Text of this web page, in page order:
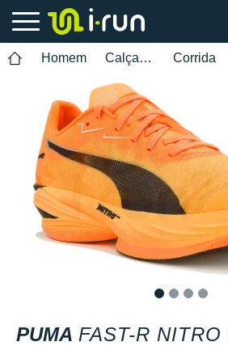
Homem Calçados Corrida
PUMA FAST-R